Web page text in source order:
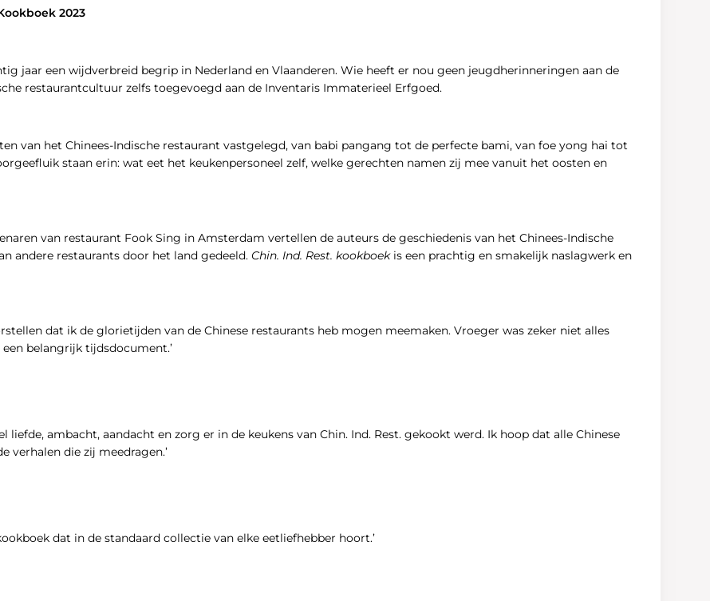
2023
jaar een wĳdverbreid begrip in Nederland en Vlaanderen. Wie heeft er nou geen jeugdherinneringen aan de
restaurantcultuur zelfs toegevoegd aan de Inventaris Immaterieel Erfgoed.
van het Chinees-Indische restaurant vastgelegd, van babi pangang tot de perfecte bami, van foe yong hai tot
staan erin: wat eet het keukenpersoneel zelf, welke gerechten namen zĳ mee vanuit het oosten en
van restaurant Fook Sing in Amsterdam vertellen de auteurs de geschiedenis van het Chinees-Indische
andere restaurants door het land gedeeld. Chin. Ind. Rest. kookboek is een prachtig en smakelĳk naslagwerk en
dat ik de glorietĳden van de Chinese restaurants heb mogen meemaken. Vroeger was zeker niet alles
een belangrĳk tĳdsdocument.’
ambacht, aandacht en zorg er in de keukens van Chin. Ind. Rest. gekookt werd. Ik hoop dat alle Chinese
verhalen die zĳ meedragen.’
dat in de standaard collectie van elke eetliefhebber hoort.’